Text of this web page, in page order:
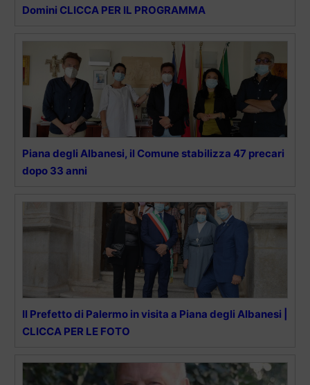
Domini CLICCA PER IL PROGRAMMA
Piana degli Albanesi, il Comune stabilizza 47 precari
dopo 33 anni
Il Prefetto di Palermo in visita a Piana degli Albanesi |
CLICCA PER LE FOTO